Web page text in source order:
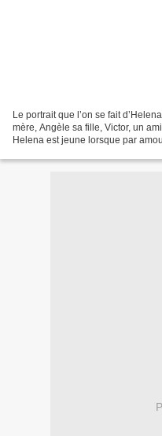
Le portrait que l’on se fait
mère, Angèle sa fille, Victor, un
Helena est jeune lorsque par